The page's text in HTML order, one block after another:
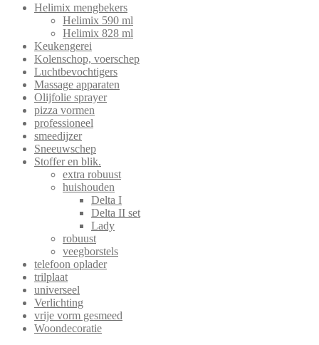
Helimix mengbekers
Helimix 590 ml
Helimix 828 ml
Keukengerei
Kolenschop, voerschep
Luchtbevochtigers
Massage apparaten
Olijfolie sprayer
pizza vormen
professioneel
smeedijzer
Sneeuwschep
Stoffer en blik.
extra robuust
huishouden
Delta I
Delta II set
Lady
robuust
veegborstels
telefoon oplader
trilplaat
universeel
Verlichting
vrije vorm gesmeed
Woondecoratie